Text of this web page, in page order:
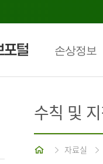
손상정보
수칙 및
자료실